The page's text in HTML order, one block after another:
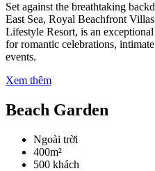
Set against the breathtaking
East Sea, Royal Beachfront
Lifestyle Resort, is an
for romantic celebrations,
events.
Xem thêm
Beach Garden
Ngoài trời
400m²
500 khách